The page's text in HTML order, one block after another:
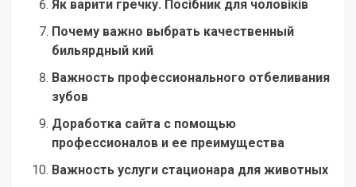
Як варити гречку. Посібник для чоловіків
Почему важно выбрать качественный
бильярдный кий
Важность профессионального отбеливания
зубов
Доработка сайта с помощью
профессионалов и ее преимущества
Важность услуги стационара для животных